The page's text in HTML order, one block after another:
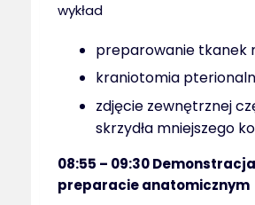
wykład
preparowanie tkanek
kraniotomia
zdjęcie zewnętrznej
skrzydła mniejszego
08:55 – 09:30
preparacie anatomicznym